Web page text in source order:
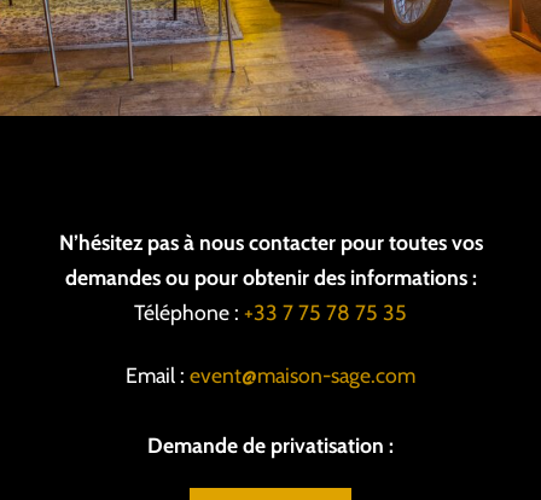
N’hésitez pas à nous contacter pour toutes vos
demandes ou pour obtenir des informations :
Téléphone : +33 7 75 78 75 35
Email : event@maison-sage.com
Demande de privatisation :